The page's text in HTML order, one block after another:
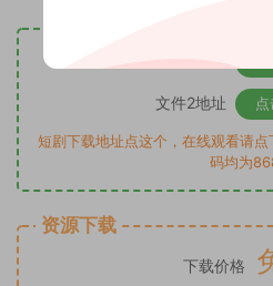
文件2地址
短剧下载地址点这个，在线观看请
码均为
资源下载
下载价格